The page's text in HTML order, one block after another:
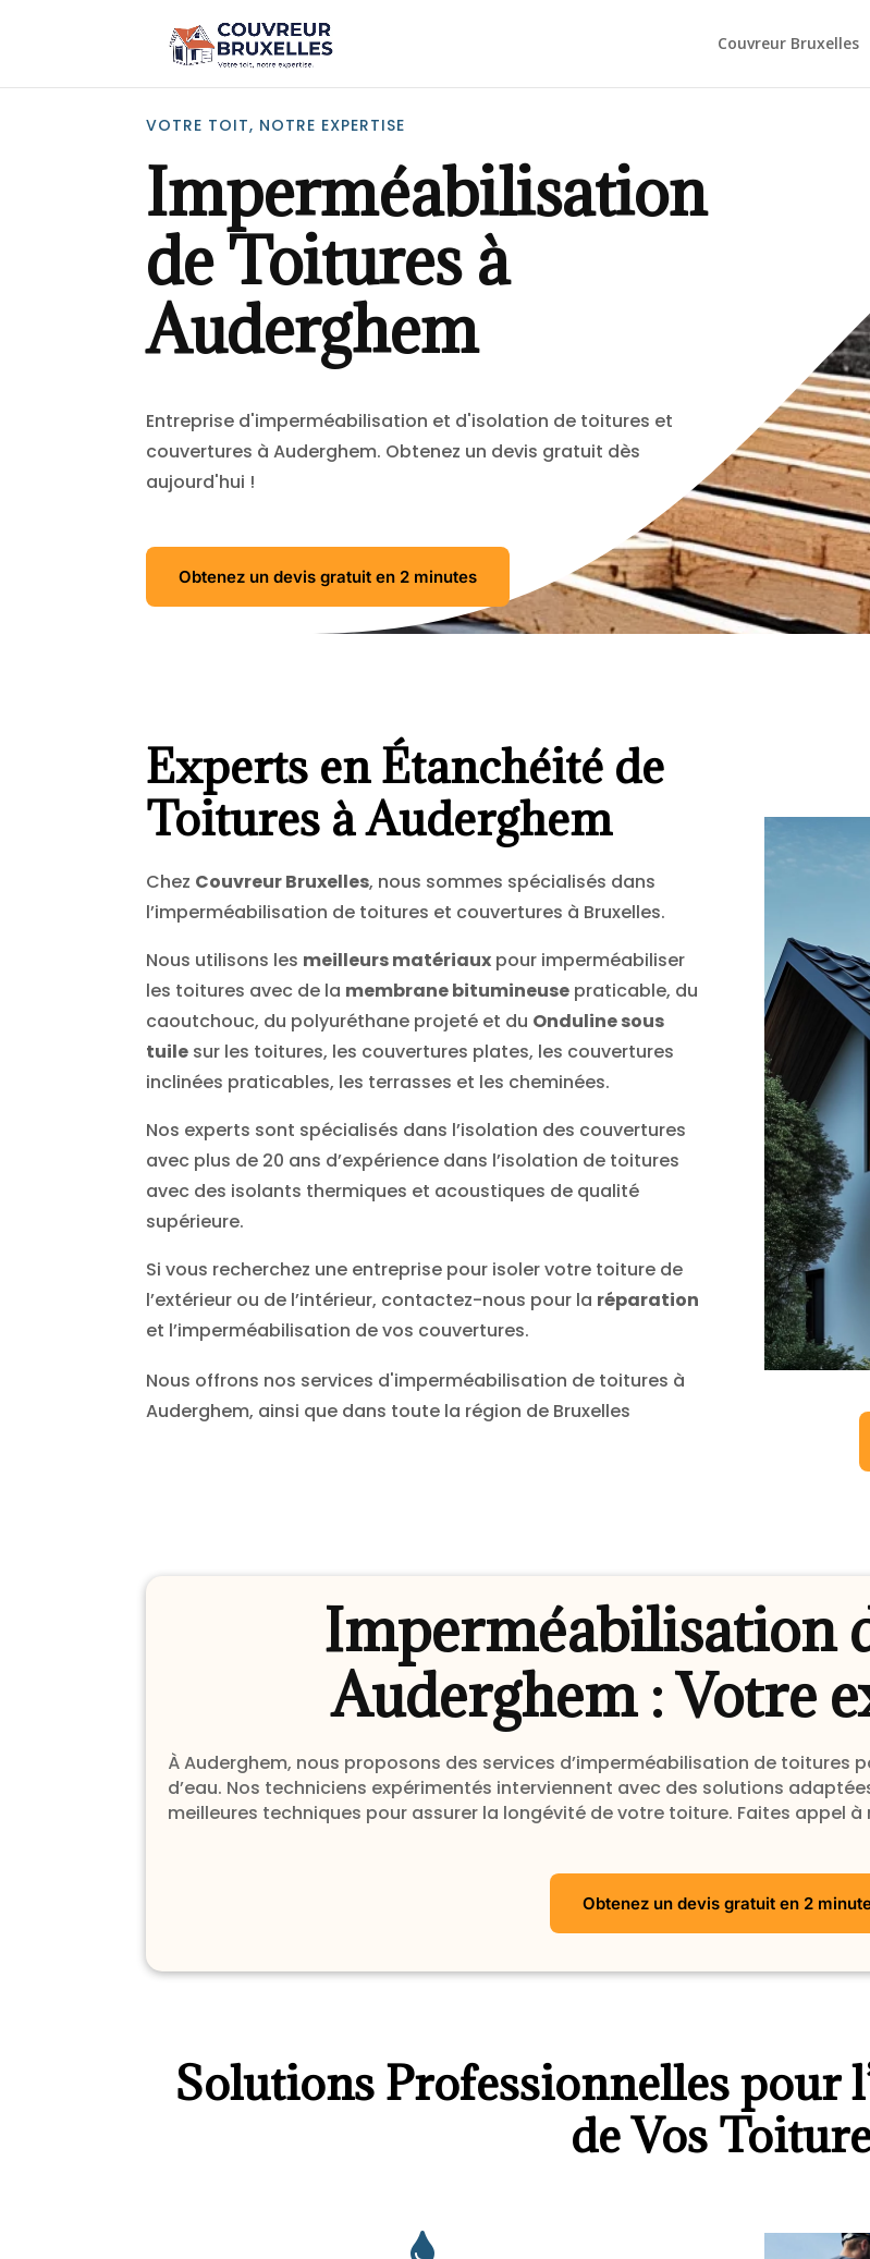
Couvreur Bruxelles
VOTRE TOIT, NOTRE EXPERTISE
Imperméabilisation
de Toitures à
Auderghem
Entreprise d'imperméabilisation et d'isolation de toitures et
couvertures à Auderghem. Obtenez un devis gratuit dès
aujourd'hui !
Obtenez un devis gratuit en 2 minutes
Experts en Étanchéité de
Toitures à Auderghem
Chez Couvreur Bruxelles, nous sommes spécialisés dans
l’imperméabilisation de toitures et couvertures à Bruxelles.
Nous utilisons les meilleurs matériaux pour imperméabiliser
les toitures avec de la membrane bitumineuse praticable, du
caoutchouc, du polyuréthane projeté et du Onduline sous
tuile sur les toitures, les couvertures plates, les couvertures
inclinées praticables, les terrasses et les cheminées.
Nos experts sont spécialisés dans l’isolation des couvertures
avec plus de 20 ans d’expérience dans l’isolation de toitures
avec des isolants thermiques et acoustiques de qualité
supérieure.
Si vous recherchez une entreprise pour isoler votre toiture de
l’extérieur ou de l’intérieur, contactez-nous pour la réparation
et l’imperméabilisation de vos couvertures.
Nous offrons nos services d'imperméabilisation de toitures à
Auderghem, ainsi que dans toute la région de Bruxelles
Imperméabilisation
Auderghem : Votre
À Auderghem, nous proposons des services d’imperméabilisation de
d’eau. Nos techniciens expérimentés interviennent avec des solutions
meilleures techniques pour assurer la longévité de votre toiture. Faites appel
Obtenez un devis gratuit en 2
Solutions Professionnelles pour
de Vos
